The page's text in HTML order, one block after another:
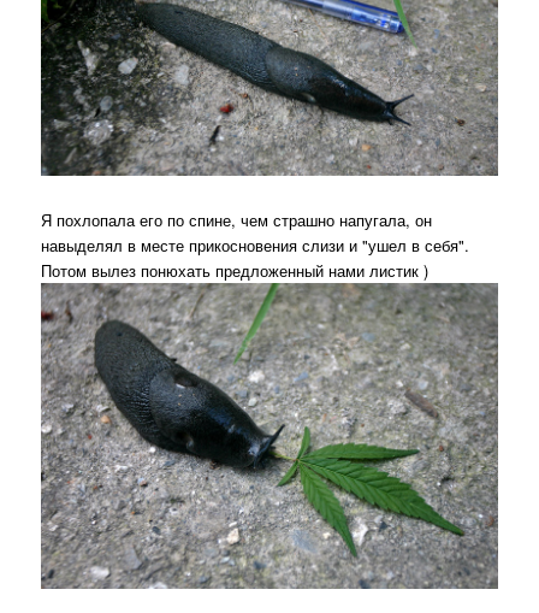
Я похлопала его по спине, чем страшно напугала, он
навыделял в месте прикосновения слизи и "ушел в себя".
Потом вылез понюхать предложенный нами листик )